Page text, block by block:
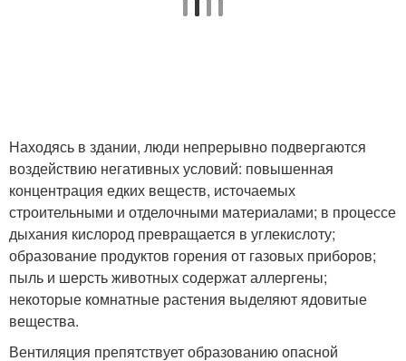
Находясь в здании, люди непрерывно подвергаются
воздействию негативных условий: повышенная
концентрация едких веществ, источаемых
строительными и отделочными материалами; в процессе
дыхания кислород превращается в углекислоту;
образование продуктов горения от газовых приборов;
пыль и шерсть животных содержат аллергены;
некоторые комнатные растения выделяют ядовитые
вещества.
Вентиляция препятствует образованию опасной